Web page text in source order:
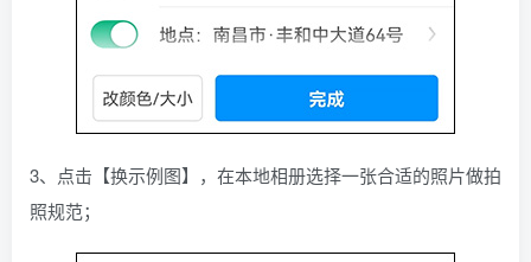
3、点击【换示例图】，在本地相册选择一张合适的照片做拍
照规范；